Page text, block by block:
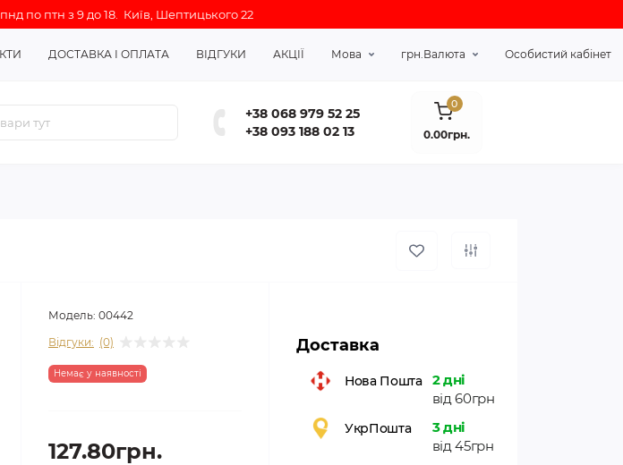
по птн з 9 до 18. Київ, Шептицького 22
ДОСТАВКА І ОПЛАТА ВІДГУКИ АКЦІЇ Мова грн.Валюта Особистий кабінет
+38 068 979 52 25
+38 093 188 02 13
0
0.00грн.
Модель: 00442
Відгуки: (0)
Немає у наявності
127.80грн.
Доставка
Нова Пошта
2 дні
від 60грн
УкрПошта
3 дні
від 45грн